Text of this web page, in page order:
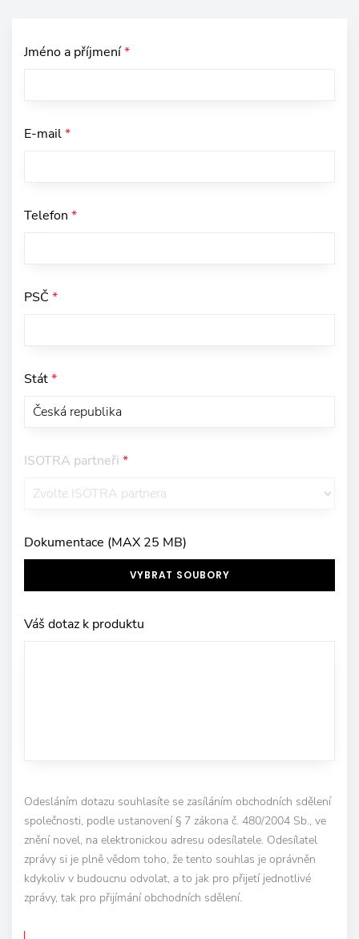
Jméno a příjmení*
E-mail*
Telefon *
PSČ *
Stát*
ISOTRA partneři *
Dokumentace (MAX 25 MB)
VYBRAT SOUBORY
Váš dotaz k produktu
Odesláním dotazu souhlasíte se zasíláním obchodních sdělení
společnosti, podle ustanovení § 7 zákona č. 480/2004 Sb., ve
znění novel, na elektronickou adresu odesílatele. Odesílatel
zprávy si je plně vědom toho, že tento souhlas je oprávněn
kdykoliv v budoucnu odvolat, a to jak pro přijetí jednotlivé
zprávy, tak pro přijímání obchodních sdělení.